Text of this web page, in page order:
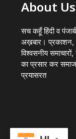
About Us
सच कहूँ हिंदी व
अख़बार। प्रकाशन,
विश्वसनीय
का प्रसार कर
प्रयासरत